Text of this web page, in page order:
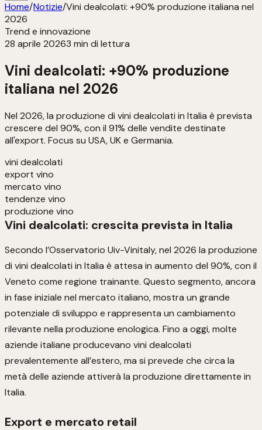
Home/Notizie/Vini dealcolati: +90% produzione italiana nel
2026
Trend e innovazione
28 aprile 20263 min di lettura
Vini dealcolati: +90% produzione
italiana nel 2026
Nel 2026, la produzione di vini dealcolati in Italia è prevista
crescere del 90%, con il 91% delle vendite destinate
all'export. Focus su USA, UK e Germania.
vini dealcolati
export vino
mercato vino
tendenze vino
produzione vino
Vini dealcolati: crescita prevista in Italia
Secondo l’Osservatorio Uiv-Vinitaly, nel 2026 la produzione
di vini dealcolati in Italia è attesa in aumento del 90%, con il
Veneto come regione trainante. Questo segmento, ancora
in fase iniziale nel mercato italiano, mostra un grande
potenziale di sviluppo e rappresenta un cambiamento
rilevante nella produzione enologica. Fino a oggi, molte
aziende italiane producevano vini dealcolati
prevalentemente all’estero, ma si prevede che circa la
metà delle aziende attiverà la produzione direttamente in
Italia.
Export e mercato retail